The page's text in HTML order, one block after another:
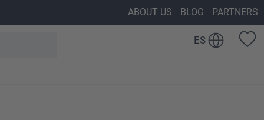
ABOUT US BLOG PARTNERS
ES